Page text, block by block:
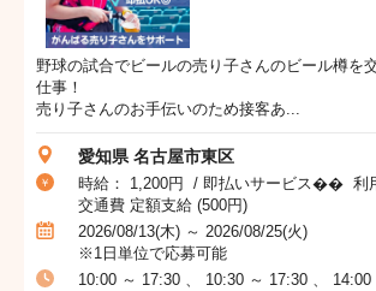
野球の試合でビールの売り子さんのビール樽を
仕事！
売り子さんのお手伝いのため接客あ...
愛知県 名古屋市東区
時給： 1,200円 / 即払いサービス�� 利
交通費 定額支給 (500円)
2026/08/13(木) ～ 2026/08/25(火)
※1日単位で応募可能
10:00 ～ 17:30 、 10:30 ～ 17:30 、